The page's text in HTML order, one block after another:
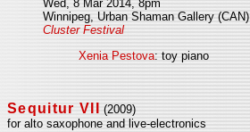
Wed, 8 Mar 2014, 8pm
Winnipeg, Urban Shaman Gallery (CAN)
Cluster Festival
Xenia Pestova: toy piano
Sequitur VII
(2009)
for alto saxophone and live-electronics